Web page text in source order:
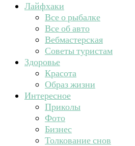
Лайфхаки
Все о рыбалке
Все об авто
Вебмастерская
Советы туристам
Здоровье
Красота
Образ жизни
Интересное
Приколы
Фото
Бизнес
Толкование снов